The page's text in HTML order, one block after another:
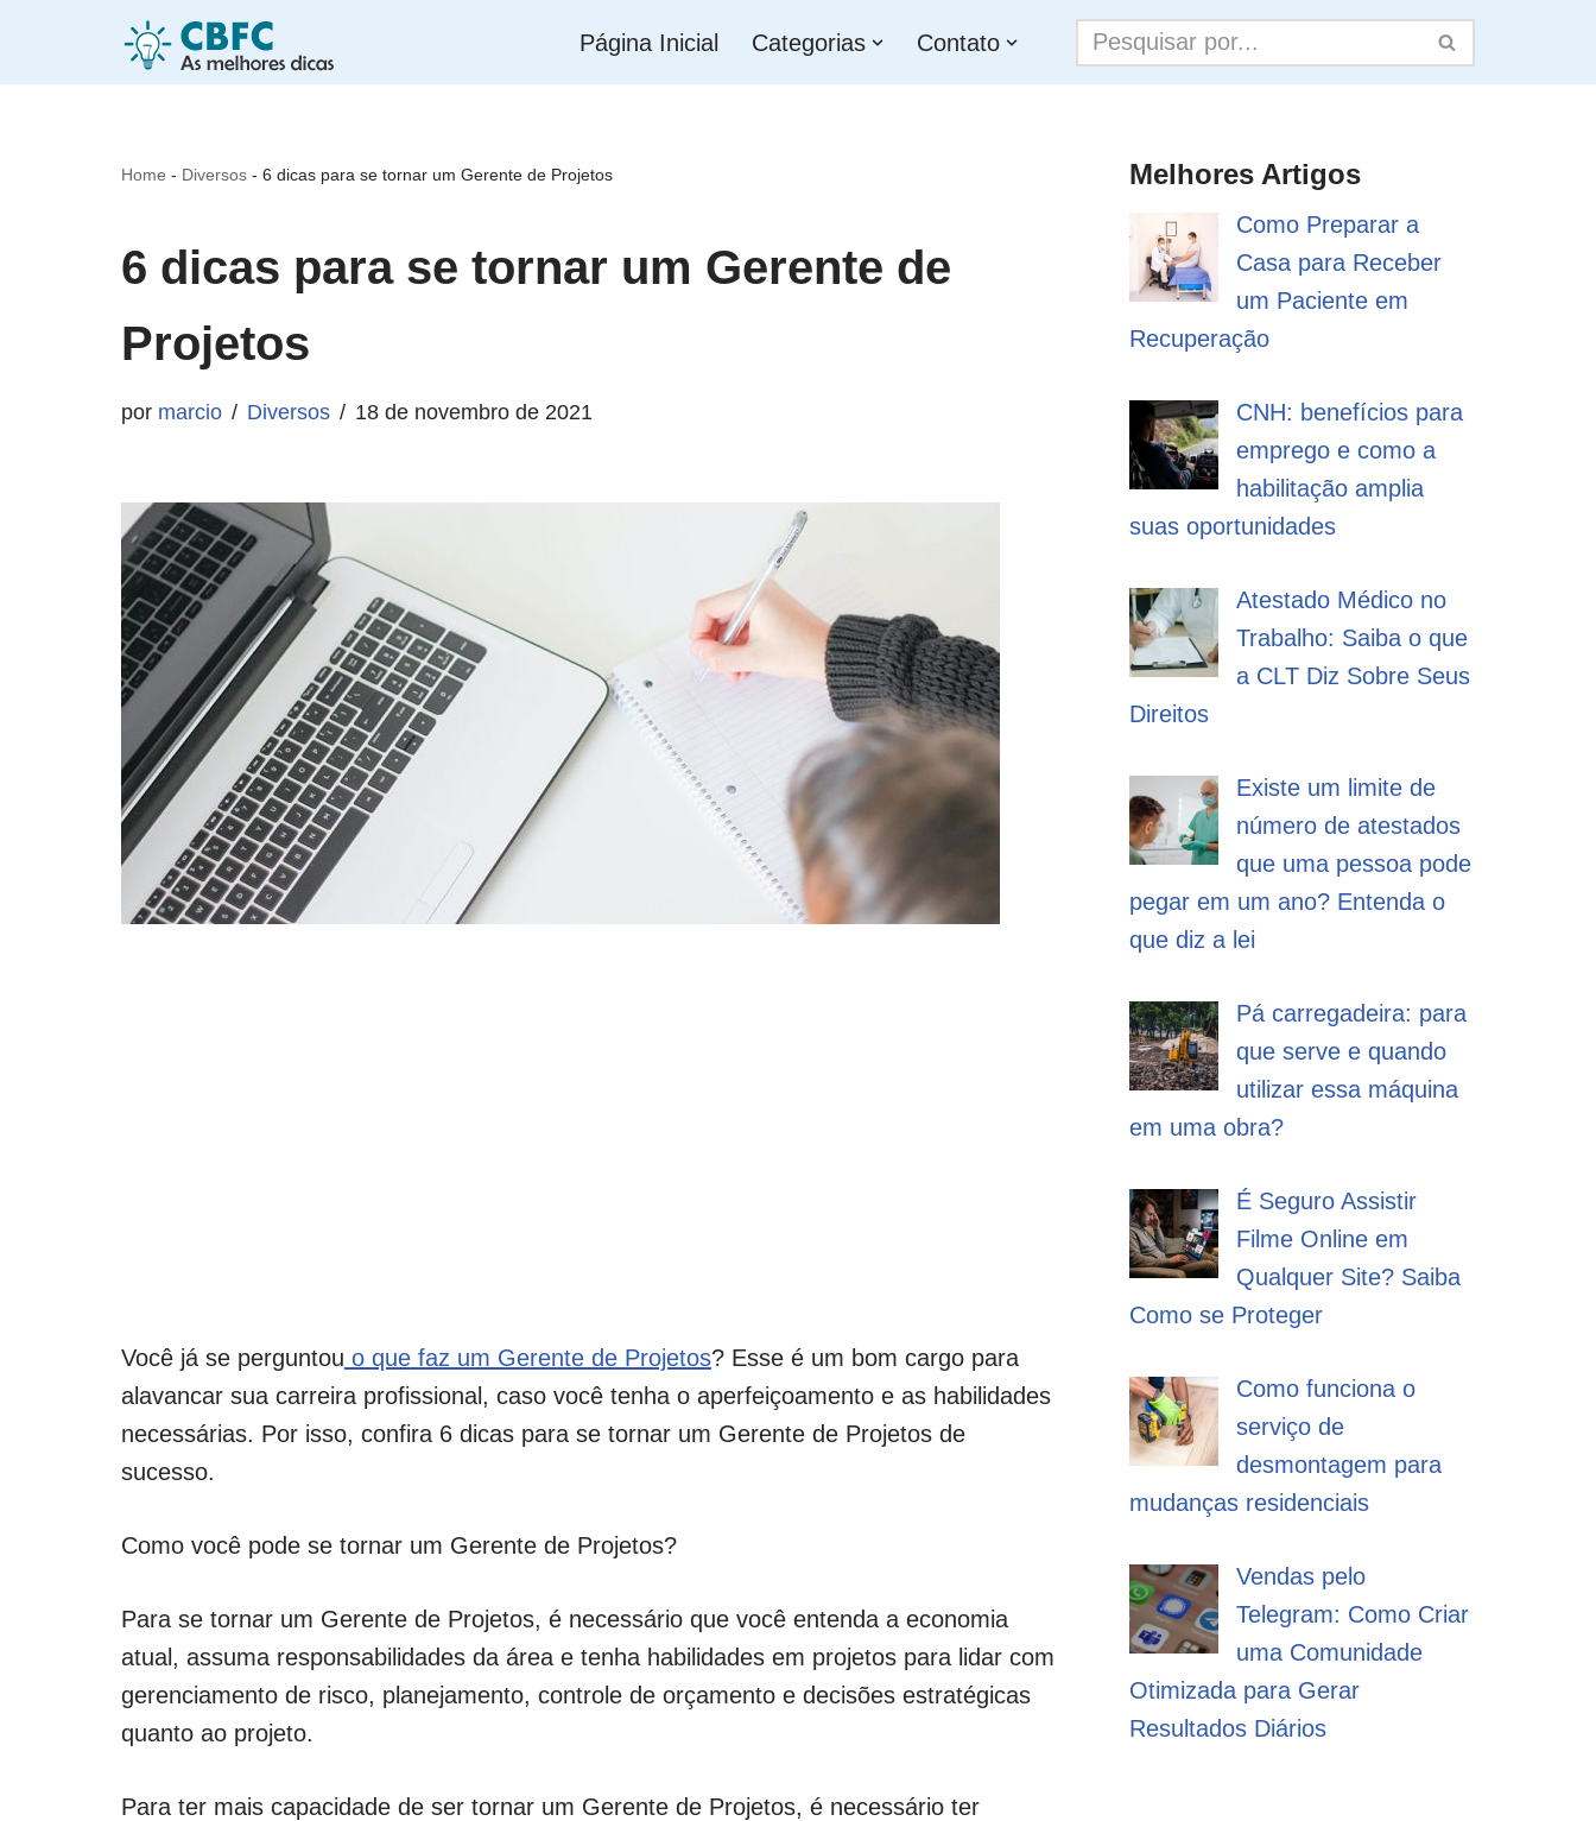
Página Inicial Categorias Contato
Home - Diversos - 6 dicas para se tornar um Gerente de Projetos
6 dicas para se tornar um Gerente de
Projetos
por marcio Diversos 18 de novembro de 2021
Você já se perguntou o que faz um Gerente de Projetos? Esse é um bom cargo para
alavancar sua carreira profissional, caso você tenha o aperfeiçoamento e as habilidades
necessárias. Por isso, confira 6 dicas para se tornar um Gerente de Projetos de
sucesso.
Como você pode se tornar um Gerente de Projetos?
Para se tornar um Gerente de Projetos, é necessário que você entenda a economia
atual, assuma responsabilidades da área e tenha habilidades em projetos para lidar com
gerenciamento de risco, planejamento, controle de orçamento e decisões estratégicas
quanto ao projeto.
Para ter mais capacidade de ser tornar um Gerente de Projetos, é necessário ter
Melhores Artigos
Como Preparar a
Casa para Receber
um Paciente em
Recuperação
CNH: benefícios para
emprego e como a
habilitação amplia
suas oportunidades
Atestado Médico no
Trabalho: Saiba o que
a CLT Diz Sobre Seus
Direitos
Existe um limite de
número de atestados
que uma pessoa pode
pegar em um ano? Entenda o
que diz a lei
Pá carregadeira: para
que serve e quando
utilizar essa máquina
em uma obra?
É Seguro Assistir
Filme Online em
Qualquer Site? Saiba
Como se Proteger
Como funciona o
serviço de
desmontagem para
mudanças residenciais
Vendas pelo
Telegram: Como Criar
uma Comunidade
Otimizada para Gerar
Resultados Diários